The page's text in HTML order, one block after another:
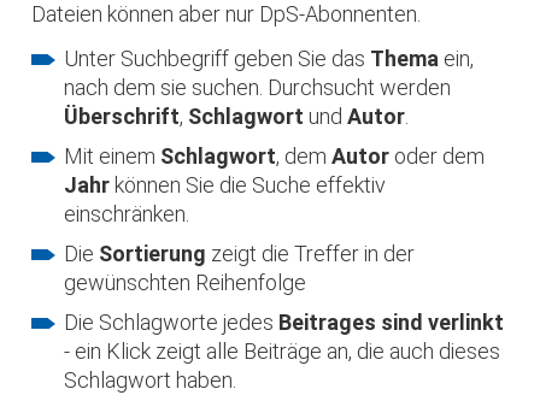
Dateien können aber nur DpS-Abonnenten.
Unter Suchbegriff geben Sie das Thema ein,
nach dem sie suchen. Durchsucht werden
Überschrift, Schlagwort undAutor
Mit einem Schlagwort, demAutor oder dem
Jahr können Sie die Suche effektiv
einschränken.
Die Sortierung zeigt die Treffer in der
gewünschten Reihenfolge
Die Schlagworte jedes Beitrages sind verlinkt
- ein Klick zeigt alle Beiträge an, die auch dieses
Schlagwort haben.